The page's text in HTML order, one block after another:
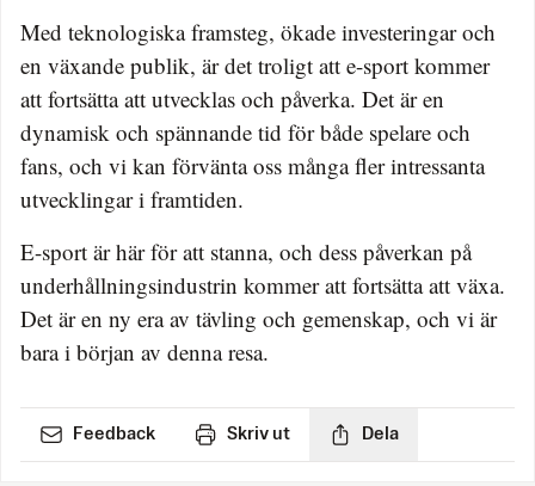
Med teknologiska framsteg, ökade investeringar och
en växande publik, är det troligt att e-sport kommer
att fortsätta att utvecklas och påverka. Det är en
dynamisk och spännande tid för både spelare och
fans, och vi kan förvänta oss många fler intressanta
utvecklingar i framtiden.
E-sport är här för att stanna, och dess påverkan på
underhållningsindustrin kommer att fortsätta att växa.
Det är en ny era av tävling och gemenskap, och vi är
bara i början av denna resa.
Feedback Skriv ut Dela